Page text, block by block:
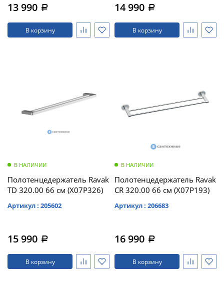
13 990 a
В корзину
14 990 a
В корзину
В НАЛИЧИИ
Полотенцедержатель Ravak
TD 320.00 66 см (X07P326)
Артикул : 205602
15 990 a
В корзину
В НАЛИЧИИ
Полотенцедержатель Ravak
CR 320.00 66 см (X07P193)
Артикул : 206683
16 990 a
В корзину